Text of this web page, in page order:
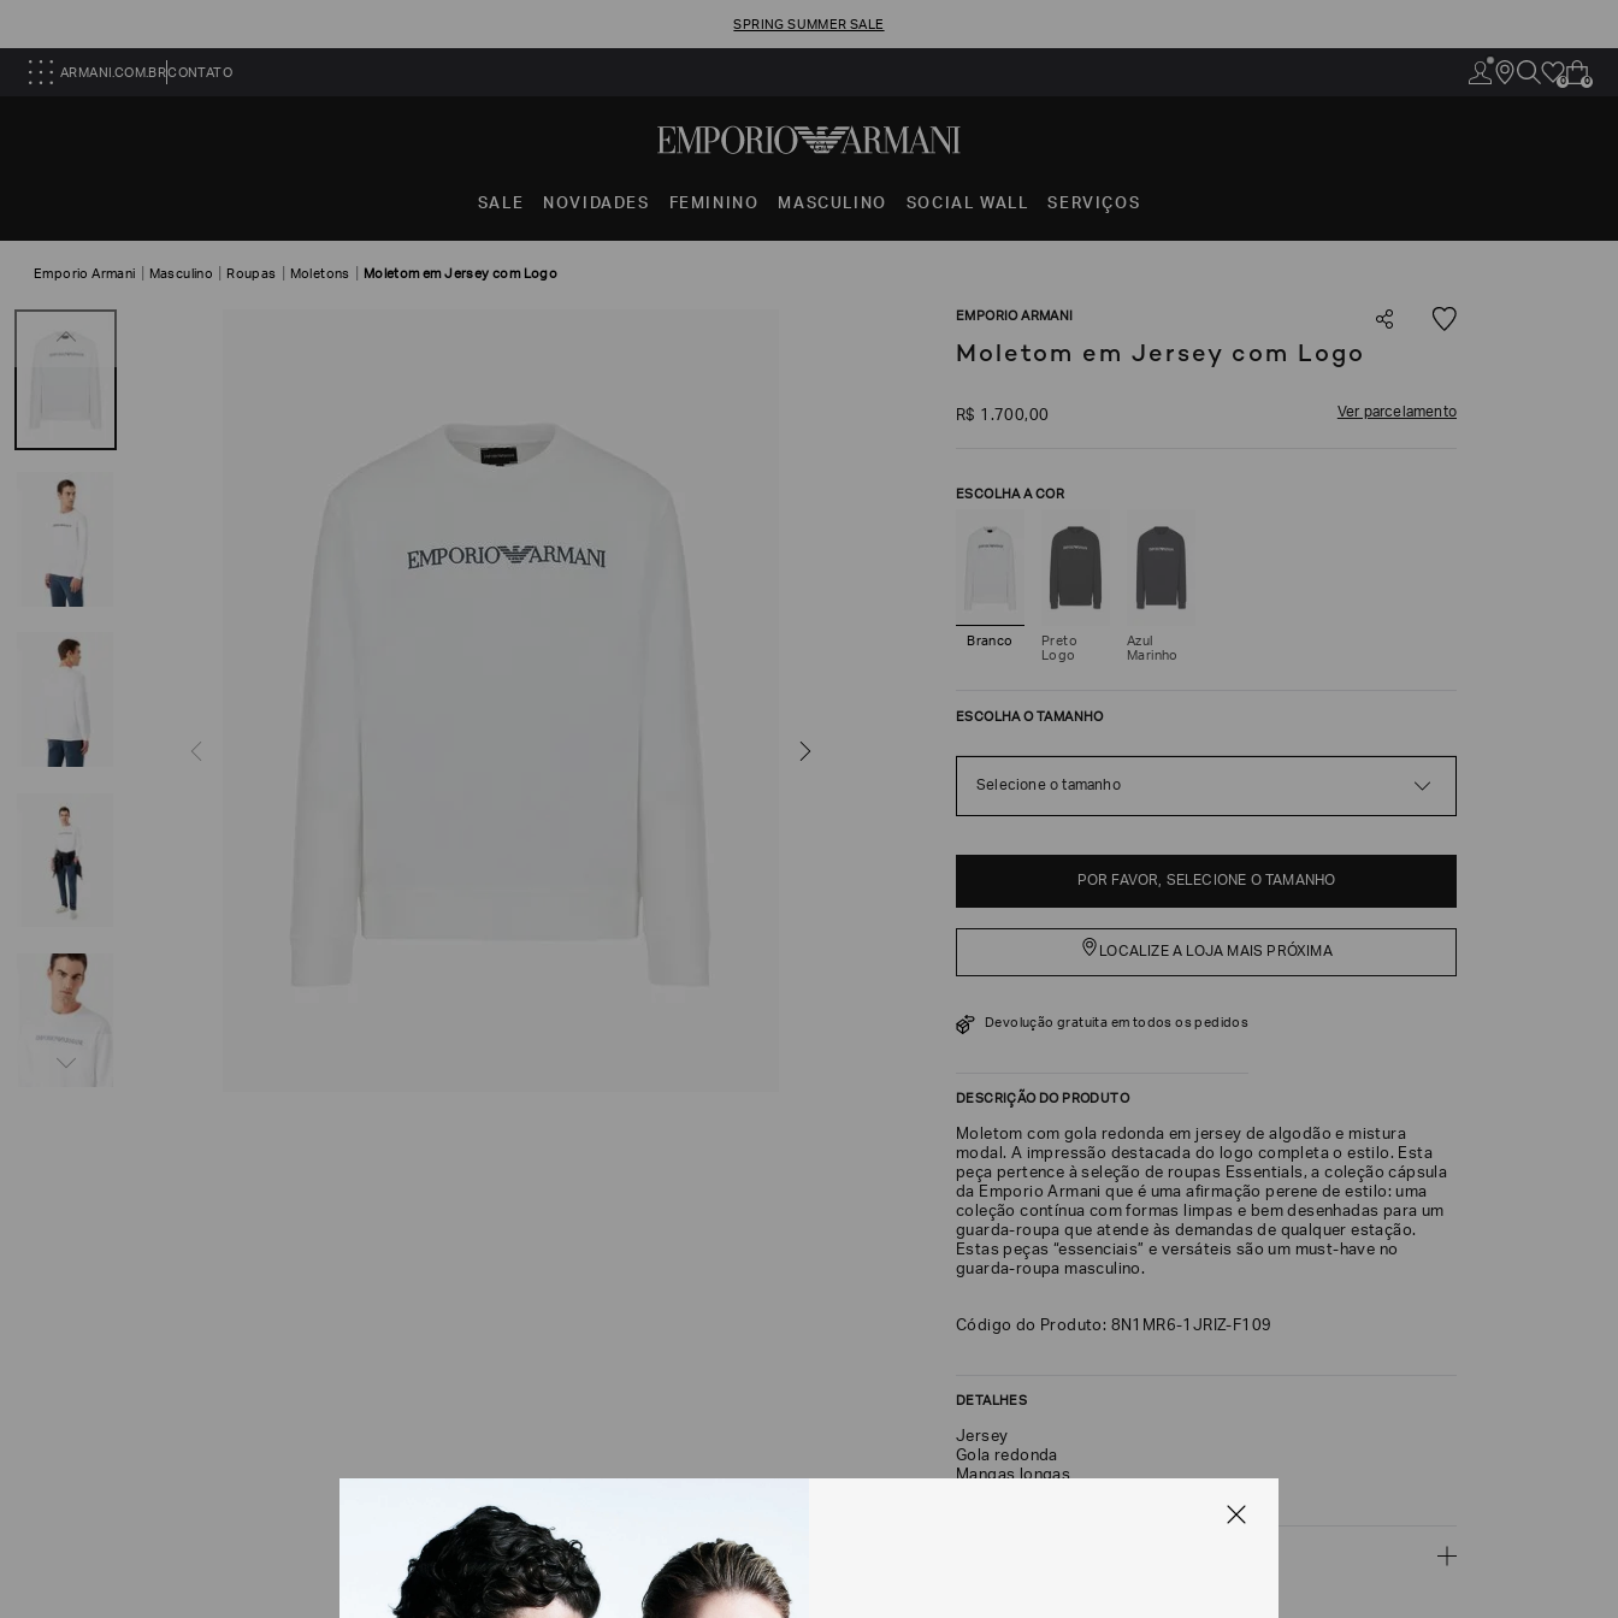
SPRING SUMMER SALE
ARMANI.COM.BRCONTATO
0 0
SALE NOVIDADES FEMININO MASCULINO SOCIAL WALL SERVIÇOS
Emporio Armani Masculino Roupas Moletons Moletom em Jersey com Logo
EMPORIO ARMANI
Moletom em Jersey com Logo
R$ 1 . 700,00 Ver parcelamento
ESCOLHA A COR
Branco
Preto
Logo
Azul
Marinho
ESCOLHA O TAMANHO
Selecione o tamanho
POR FAVOR, SELECIONE O TAMANHO
LOCALIZE A LOJA MAIS PRÓXIMA
Devolução gratuita em todos os pedidos
DESCRIÇÃO DO PRODUTO
Moletom com gola redonda em jersey de algodão e mistura
modal. A impressão destacada do logo completa o estilo. Esta
peça pertence à seleção de roupas Essentials, a coleção cápsula
da Emporio Armani que é uma afirmação perene de estilo: uma
coleção contínua com formas limpas e bem desenhadas para um
guarda-roupa que atende às demandas de qualquer estação.
Estas peças “essenciais” e versáteis são um must-have no
guarda-roupa masculino.
Código do Produto: 8N1MR6-1JRIZ-F109
DETALHES
Jersey
Gola redonda
Mangas longas